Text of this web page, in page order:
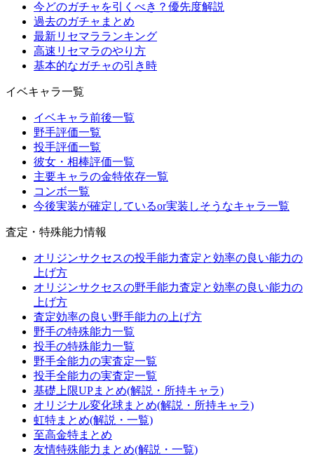
今どのガチャを引くべき？優先度解説
過去のガチャまとめ
最新リセマラランキング
高速リセマラのやり方
基本的なガチャの引き時
イベキャラ一覧
イベキャラ前後一覧
野手評価一覧
投手評価一覧
彼女・相棒評価一覧
主要キャラの金特依存一覧
コンボ一覧
今後実装が確定しているor実装しそうなキャラ一覧
査定・特殊能力情報
オリジンサクセスの投手能力査定と効率の良い能力の
上げ方
オリジンサクセスの野手能力査定と効率の良い能力の
上げ方
査定効率の良い野手能力の上げ方
野手の特殊能力一覧
投手の特殊能力一覧
野手全能力の実査定一覧
投手全能力の実査定一覧
基礎上限UPまとめ(解説・所持キャラ)
オリジナル変化球まとめ(解説・所持キャラ)
虹特まとめ(解説・一覧)
至高金特まとめ
友情特殊能力まとめ(解説・一覧)